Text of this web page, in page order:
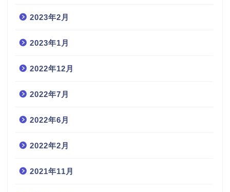
2023年2月
2023年1月
2022年12月
2022年7月
2022年6月
2022年2月
2021年11月